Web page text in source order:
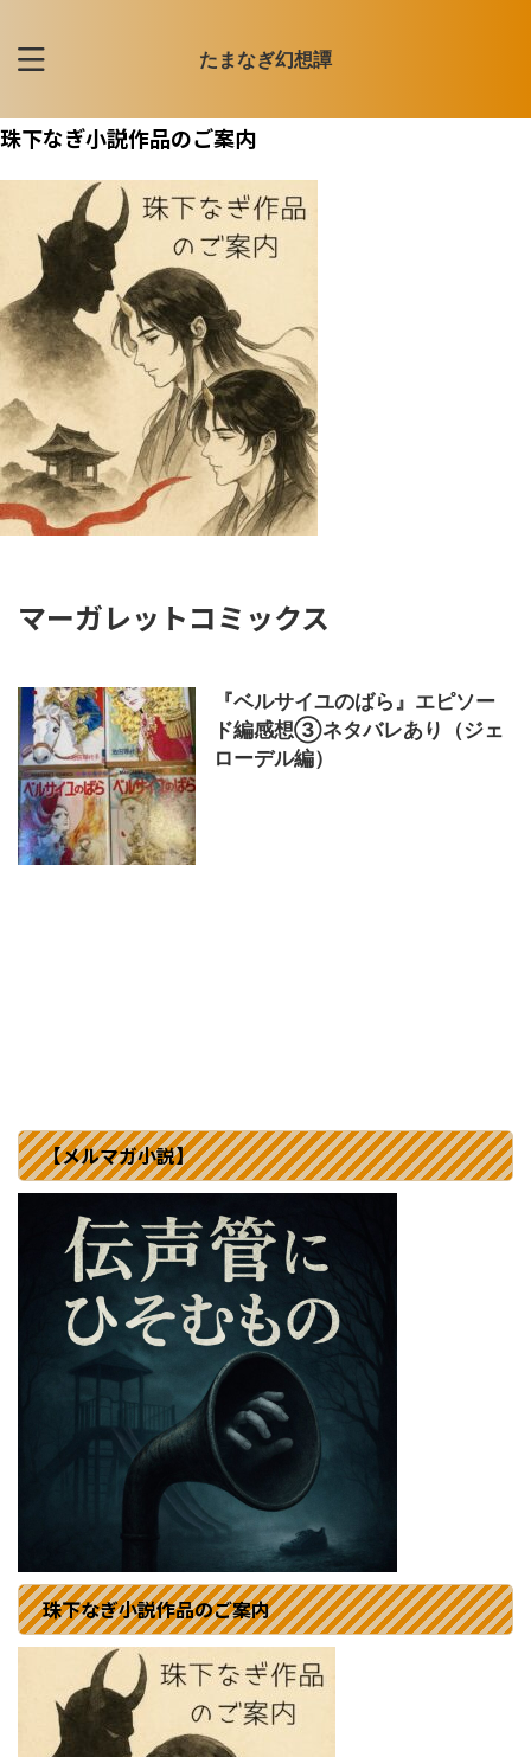
たまなぎ幻想譚
珠下なぎ小説作品のご案内
マーガレットコミックス
『ベルサイユのばら』エピソー
ド編感想③ネタバレあり（ジェ
ローデル編）
【メルマガ小説】
珠下なぎ小説作品のご案内